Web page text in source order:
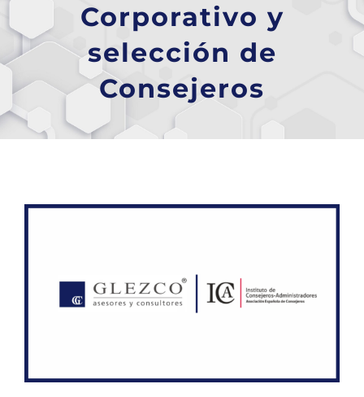
Corporativo y
selección de
Consejeros
grande